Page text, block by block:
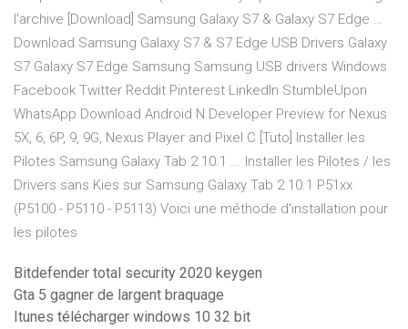
l'archive [Download] Samsung Galaxy S7 & Galaxy S7 Edge …
Download Samsung Galaxy S7 & S7 Edge USB Drivers Galaxy
S7 Galaxy S7 Edge Samsung Samsung USB drivers Windows
Facebook Twitter Reddit Pinterest LinkedIn StumbleUpon
WhatsApp Download Android N Developer Preview for Nexus
5X, 6, 6P, 9, 9G, Nexus Player and Pixel C [Tuto] Installer les
Pilotes Samsung Galaxy Tab 2 10.1 ... Installer les Pilotes / les
Drivers sans Kies sur Samsung Galaxy Tab 2 10.1 P51xx
(P5100 - P5110 - P5113) Voici une méthode d'installation pour
les pilotes
Bitdefender total security 2020 keygen
Gta 5 gagner de largent braquage
Itunes télécharger windows 10 32 bit